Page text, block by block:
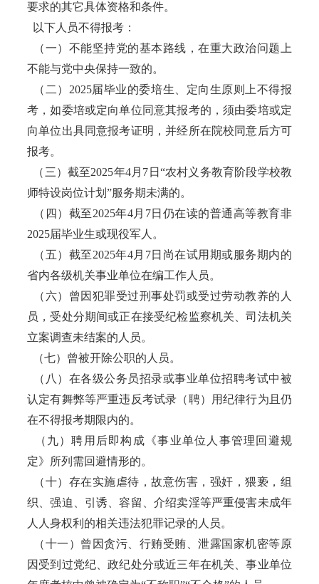
要求的其它具体资格和条件。
以下人员不得报考：
（一）不能坚持党的基本路线，在重大政治问题上
不能与党中央保持一致的。
（二）2025届毕业的委培生、定向生原则上不得报
考，如委培或定向单位同意其报考的，须由委培或定
向单位出具同意报考证明，并经所在院校同意后方可
报考。
（三）截至2025年4月7日“农村义务教育阶段学校教
师特设岗位计划”服务期未满的。
（四）截至2025年4月7日仍在读的普通高等教育非
2025届毕业生或现役军人。
（五）截至2025年4月7日尚在试用期或服务期内的
省内各级机关事业单位在编工作人员。
（六）曾因犯罪受过刑事处罚或受过劳动教养的人
员，受处分期间或正在接受纪检监察机关、司法机关
立案调查未结案的人员。
（七）曾被开除公职的人员。
（八）在各级公务员招录或事业单位招聘考试中被
认定有舞弊等严重违反考试录（聘）用纪律行为且仍
在不得报考期限内的。
（九）聘用后即构成《事业单位人事管理回避规
定》所列需回避情形的。
（十）存在实施虐待，故意伤害，强奸，猥亵，组
织、强迫、引诱、容留、介绍卖淫等严重侵害未成年
人人身权利的相关违法犯罪记录的人员。
（十一）曾因贪污、行贿受贿、泄露国家机密等原
因受到过党纪、政纪处分或近三年在机关、事业单位